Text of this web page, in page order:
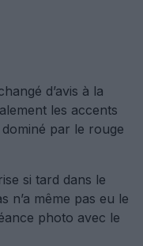
d’avis à la
les accents
par le rouge
si tard dans le
n’a même pas eu le
photo avec le